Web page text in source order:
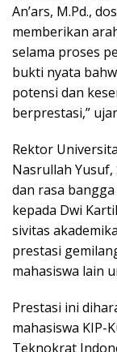
An’ars, M.Pd.,
memberikan
selama proses
bukti nyata
potensi dan
berprestasi,”
Rektor
Nasrullah Yusuf,
dan rasa
kepada Dwi
sivitas
prestasi
mahasiswa lain
Prestasi ini
mahasiswa KIP-
Teknokrat